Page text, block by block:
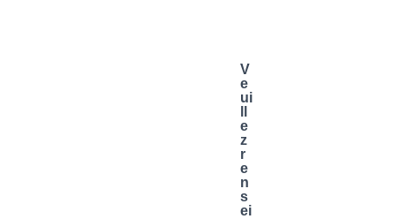
V
e
ui
e
z
r
e
n
s
ei